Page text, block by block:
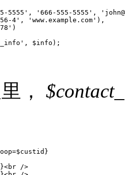
5555', '666-555-5555',
4', 'www.example.com'),
$info);
，
/>